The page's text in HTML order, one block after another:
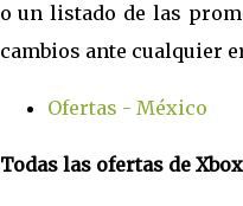
o un listado de las
cambios ante cualquier
Ofertas - México
Todas las ofertas de